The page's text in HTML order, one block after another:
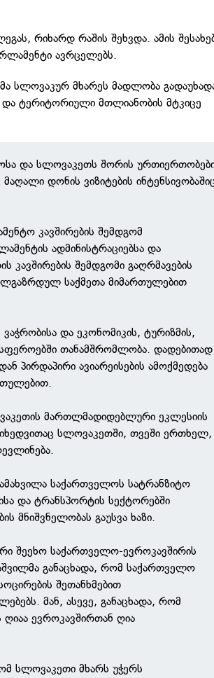
რიხარდ რაშის შეხვდა. ამის
ავრცელებს.
სლოვაკურ მხარეს მადლობა
ტერიტორიული მთლიანობის მტკიცე
და სლოვაკეთს შორის
დონის ვიზიტების
კავშირების შემდგომ
ადმინისტრაციებსა და
კავშირების შემდგომი გაღრმავების
საქმეთა მიმართულებით
ვაჭრობისა და ეკონომიკის, ტურიზმის,
თანამშრომლობა. დადებითად
პირდაპირი ავიარეისების ამოქმედება
მართლმადიდებლური ეკლესიის
სლოვაკეთში, თვეში ერთხელ,
საქართველოს სატრანზიტო
და ტრანსპორტის სექტორებში
მნიშვნელობას გაუსვა ხაზი.
შეეხო საქართველო-ევროკავშირის
განაცხადა, რომ საქართველო
შეთანხმებით
მან, ასევე, განაცხადა, რომ
ევროკავშირთან ღია
სლოვაკეთი მხარს უჭერს